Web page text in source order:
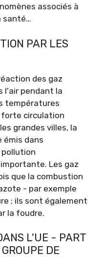
associés à
santé…
PAR LES
des gaz
l'air pendant la
températures
forte circulation
grandes villes, la
émis dans
Les gaz
que la combustion
- par exemple
; ils sont également
la foudre.
L'UE - PART
DE